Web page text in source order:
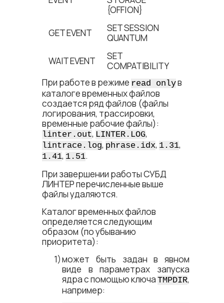
{OFF|ON}
GET EVENT
SET SESSION
QUANTUM
WAIT EVENT
SET
COMPATIBILITY
При работе в режиме read onlyв
каталоге временных файлов
создается ряд файлов (файлы
логирования, трассировки,
временные рабочие файлы):
linter.out, LINTER.LOG,
lintrace.log, phrase.idx, 1.31,
1.41, 1.51.
При завершении работы СУБД
ЛИНТЕР перечисленные выше
файлы удаляются.
Каталог временных файлов
определяется следующим
образом (по убыванию
приоритета):
может быть задан в явном
виде в параметрах запуска
ядра с помощью ключа TMPDIR,
например: